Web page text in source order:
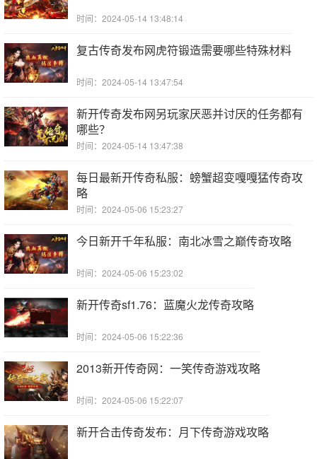
时间：2024-05-14 13:48:14
复古传奇发布网虎符锻造需要哪些特殊材料
时间：2024-05-14 13:47:54
新开传奇发布网另玩家厌恶并讨厌的任务都有
哪些？
时间：2024-05-14 13:47:38
每日最新开传奇私服：螃蟹超变嘎嘎猛传奇攻
略
时间：2024-05-06 15:23:27
今日新开千年私服：南北冰雪之巅传奇攻略
时间：2024-05-06 15:23:02
新开传奇sf1.76：蓝魔火龙传奇攻略
时间：2024-05-06 15:22:36
2013新开传奇网：一笑传奇游戏攻略
时间：2024-05-06 15:22:07
新开合击传奇发布：月下传奇游戏攻略